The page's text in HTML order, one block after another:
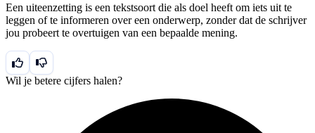
Een uiteenzetting is een tekstsoort die als doel heeft om iets uit te
leggen of te informeren over een onderwerp, zonder dat de schrijver
jou probeert te overtuigen van een bepaalde mening.
Wil je betere cijfers halen?